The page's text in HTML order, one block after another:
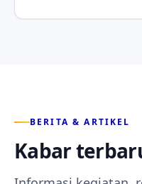
BERITA & ARTIKEL
Kabar